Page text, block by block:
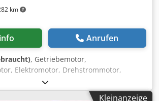
km
Anrufen
, Getriebemotor,
Elektromotor, Drehstrommotor,
-Drehzahl: 104 U/min -Leistung: 4 kW
4 Crsdpfx Absd S Spae Nof -Bauform:
Kleinanzeige